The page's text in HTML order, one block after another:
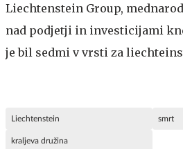
Liechtenstein Group,
nad podjetji in investicijami
je bil sedmi v vrsti za
Liechtenstein smrt
kraljeva družina